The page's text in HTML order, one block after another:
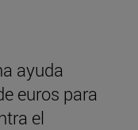
ayuda
euros para
el